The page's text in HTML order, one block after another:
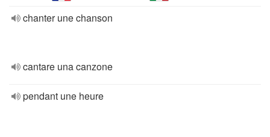
chanter une chanson
cantare una canzone
pendant une heure